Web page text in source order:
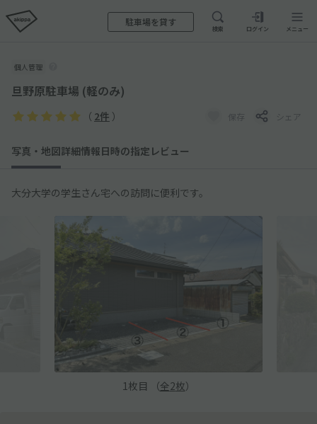
駐車場を貸す
検索 ログイン メニュー
個人管理
旦野原駐車場 (軽のみ)
（ 2件 ） 保存 シェア
写真・地図詳細情報日時の指定 レビュー
大分大学の学生さん宅への訪問に便利です。
1 枚目 （全2枚）